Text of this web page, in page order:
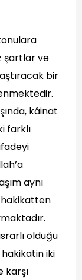
şartlar ve
bir
kâinat
farklı
aynı
hakikatten
olduğu
iki
karşı